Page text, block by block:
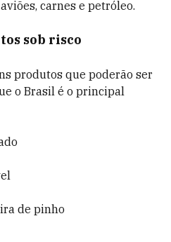
carnes e petróleo.
sob risco
produtos que poderão ser
o Brasil é o principal
de pinho